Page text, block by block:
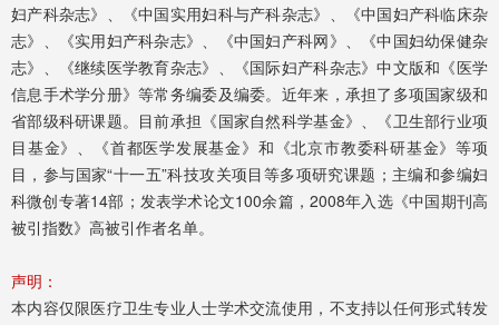
妇产科杂志》、《中国实用妇科与产科杂志》、《中国妇产科临床杂
志》、《实用妇产科杂志》、《中国妇产科网》、《中国妇幼保健杂
志》、《继续医学教育杂志》、《国际妇产科杂志》中文版和《医学
信息手术学分册》等常务编委及编委。近年来，承担了多项国家级和
省部级科研课题。目前承担《国家自然科学基金》、《卫生部行业项
目基金》、《首都医学发展基金》和《北京市教委科研基金》等项
目，参与国家“十一五”科技攻关项目等多项研究课题；主编和参编妇
科微创专著14部；发表学术论文100余篇，2008年入选《中国期刊高
被引指数》高被引作者名单。
声明：
本内容仅限医疗卫生专业人士学术交流使用，不支持以任何形式转发